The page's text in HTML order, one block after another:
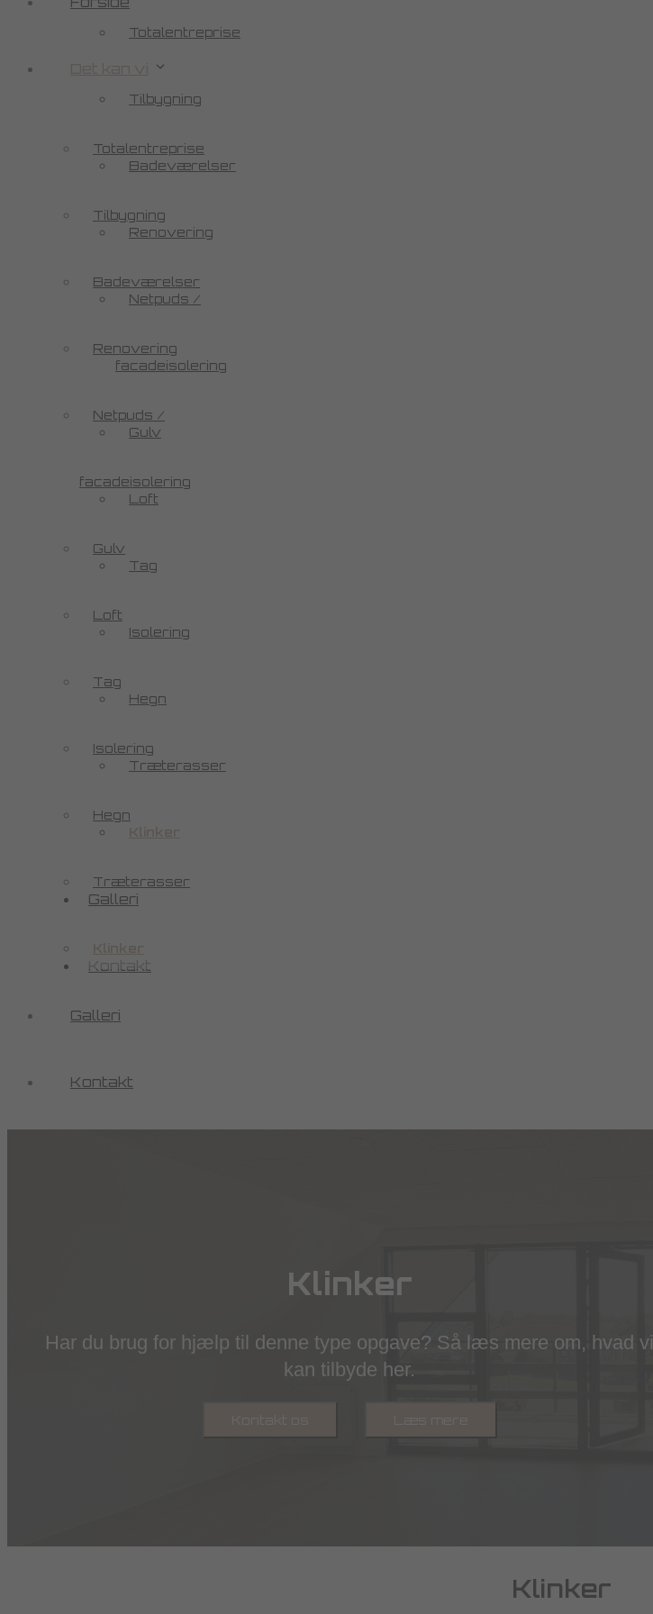
Totalentreprise
Tilbygning
Badeværelser
Renovering
Netpuds /
facadeisolering
Gulv
Loft
Tag
Isolering
Hegn
Træterasser
Klinker
Galleri
Kontakt
Det kan vi
Totalentreprise
Tilbygning
Badeværelser
Renovering
Netpuds /
facadeisolering
Gulv
Loft
Tag
Isolering
Hegn
Træterasser
Klinker
Galleri
Kontakt
Klinker
Har du brug for hjælp til denne type opgave? Så læs mere om, hvad vi
kan tilbyde her.
Kontakt os Læs mere
Klinker